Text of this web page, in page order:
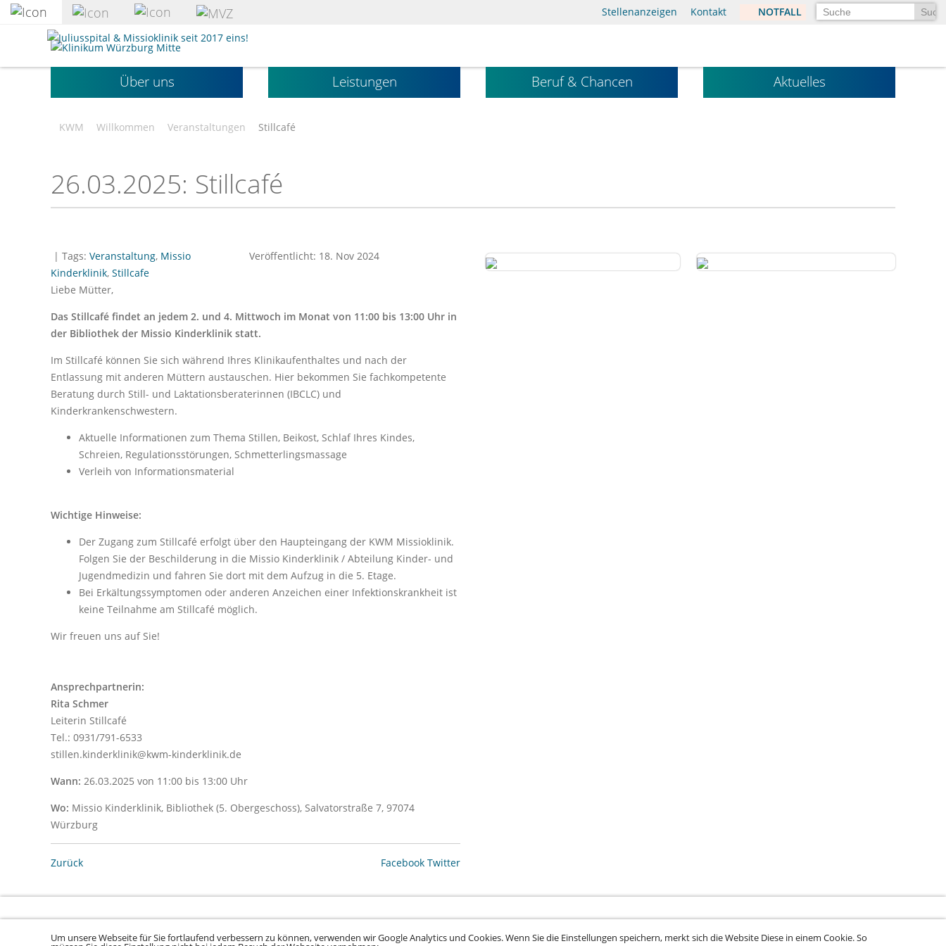
zum
Stellenanzeigen Kontakt NOTFALL Suchen
Klinikum
Würzburg
Mitte
gGmbHÜber uns Leistungen Beruf & Chancen Aktuelles
KWM Willkommen Veranstaltungen Stillcafé
26.03.2025: Stillcafé
Veröffentlicht: 18. Nov 2024
| Tags: Veranstaltung, Missio
Kinderklinik, Stillcafe
Liebe Mütter,
Das Stillcafé findet an jedem 2. und 4. Mittwoch im Monat von 11:00 bis 13:00 Uhr in
der Bibliothek der Missio Kinderklinik statt.
Im Stillcafé können Sie sich während Ihres Klinikaufenthaltes und nach der
Entlassung mit anderen Müttern austauschen. Hier bekommen Sie fachkompetente
Beratung durch Still- und Laktationsberaterinnen (IBCLC) und
Kinderkrankenschwestern.
Aktuelle Informationen zum Thema Stillen, Beikost, Schlaf Ihres Kindes,
Schreien, Regulationsstörungen, Schmetterlingsmassage
Verleih von Informationsmaterial
Wichtige Hinweise:
Der Zugang zum Stillcafé erfolgt über den Haupteingang der KWM Missioklinik.
Folgen Sie der Beschilderung in die Missio Kinderklinik / Abteilung Kinder- und
Jugendmedizin und fahren Sie dort mit dem Aufzug in die 5. Etage.
Bei Erkältungssymptomen oder anderen Anzeichen einer Infektionskrankheit ist
keine Teilnahme am Stillcafé möglich.
Wir freuen uns auf Sie!
Ansprechpartnerin:
Rita Schmer
Leiterin Stillcafé
Tel.: 0931/791-6533
stillen.kinderklinik@kwm-kinderklinik.de
Wann: 26.03.2025 von 11:00 bis 13:00 Uhr
Wo: Missio Kinderklinik, Bibliothek (5. Obergeschoss), Salvatorstraße 7, 97074
Würzburg
Zurück Facebook Twitter
Um unsere Webseite für Sie fortlaufend verbessern zu können, verwenden wir Google Analytics und Cookies. Wenn Sie die Einstellungen speichern, merkt sich die Website Diese in einem Cookie. So